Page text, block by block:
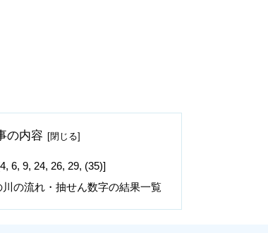
の内容
6, 9, 24, 26, 29, (35)]
の流れ・抽せん数字の結果一覧